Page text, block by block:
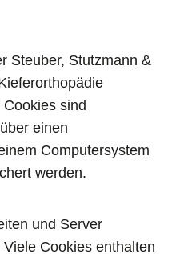
Steuber, Stutzmann &
sind
einen
Computersystem
werden.
und Server
Cookies enthalten